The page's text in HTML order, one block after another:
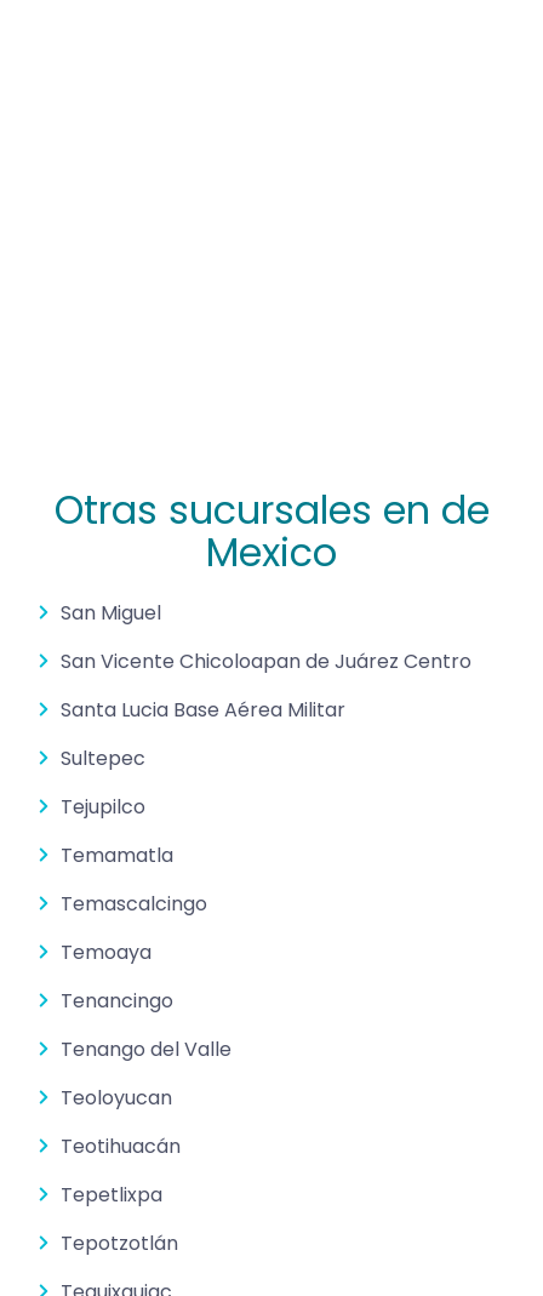
Otras sucursales en de
Mexico
San Miguel
San Vicente Chicoloapan de Juárez Centro
Santa Lucia Base Aérea Militar
Sultepec
Tejupilco
Temamatla
Temascalcingo
Temoaya
Tenancingo
Tenango del Valle
Teoloyucan
Teotihuacán
Tepetlixpa
Tepotzotlán